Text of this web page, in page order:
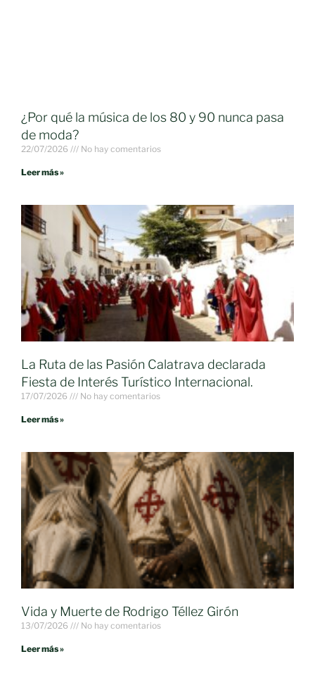
¿Por qué la música de los 80 y 90 nunca pasa
de moda?
22/07/2026 No hay comentarios
Leer más »
La Ruta de las Pasión Calatrava declarada
Fiesta de Interés Turístico Internacional.
17/07/2026 No hay comentarios
Leer más »
Vida y Muerte de Rodrigo Téllez Girón
13/07/2026 No hay comentarios
Leer más »